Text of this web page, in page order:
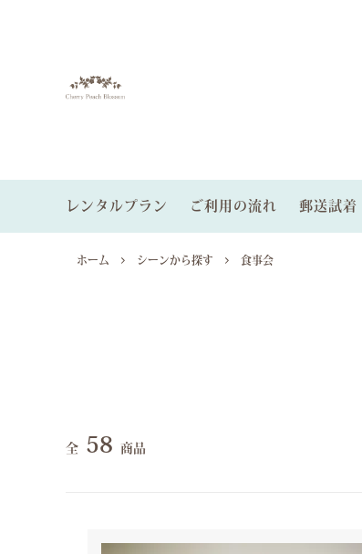
レンタルゲストドレス
色から探す
ゲストドレスプラン
レンタルプラン ご利用の流れ 郵送試着
ホーム シーンから探す 食事会
全 58 商品